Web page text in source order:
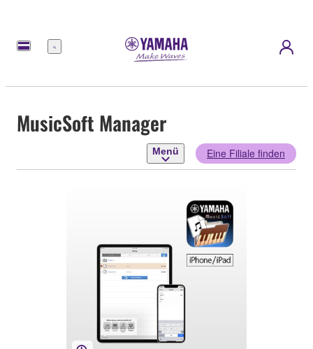
Menü
MusicSoft Manager
Menü Eine Filiale finden